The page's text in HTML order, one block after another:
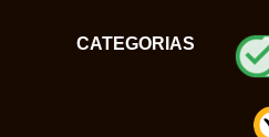
CATEGORIAS